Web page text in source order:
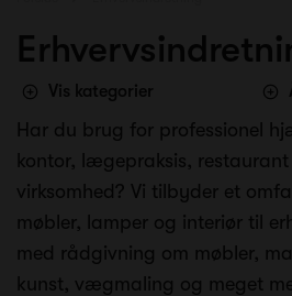
Vis kategorier
Har du brug for professionel
kontor, lægepraksis, restaurant
virksomhed? Vi tilbyder et
møbler, lamper og interiør til
med rådgivning om møbler,
kunst, vægmaling og meget